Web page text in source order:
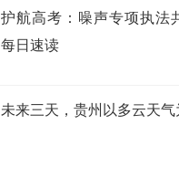
护航高考：噪声专项执法
每日速读
未来三天，贵州以多云天气